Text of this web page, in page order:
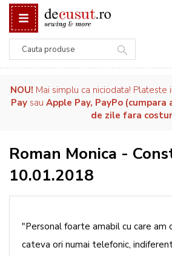
NOU! Mai simplu ca niciodata! Plateste
Pay sau Apple Pay, PayPo
de zile fara
Roman Monica -
10.01.2018
"Personal foarte amabil cu care am
cateva ori numai telefonic,